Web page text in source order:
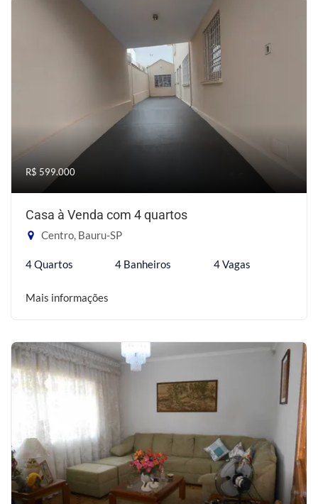
R$ 599.000
Casa à Venda com 4 quartos
Centro, Bauru-SP
4 Quartos 4 Banheiros 4 Vagas
Mais informações